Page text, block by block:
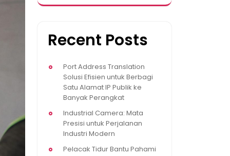
Recent Posts
Port Address Translation
Solusi Efisien untuk Berbagi
Satu Alamat IP Publik ke
Banyak Perangkat
Industrial Camera: Mata
Presisi untuk Perjalanan
Industri Modern
Pelacak Tidur Bantu Pahami